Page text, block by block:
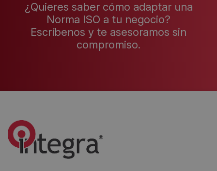
¿Quieres saber cómo adaptar una
Norma ISO a tu negocio?
Escríbenos y te asesoramos sin
compromiso.